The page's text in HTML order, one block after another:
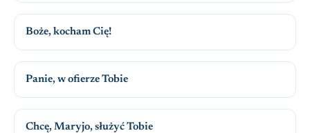
Boże, kocham Cię!
Panie, w ofierze Tobie
Chcę, Maryjo, służyć Tobie